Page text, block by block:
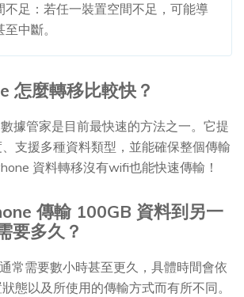
不足：若任一裝置空間不足，可能導
中斷。
怎麼轉移比較快？
據管家是目前最快速的方法之一。它提
支援多種資料類型，並能確保整個傳輸
資料轉移沒有wifi也能快速傳輸！
傳輸 100GB 資料到另一
要多久？
常需要數小時甚至更久，具體時間會依
態以及所使用的傳輸方式而有所不同。